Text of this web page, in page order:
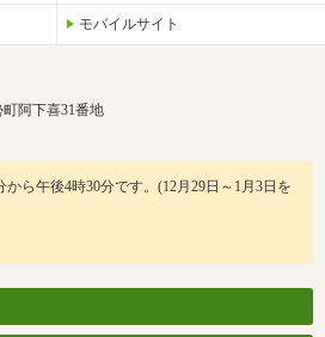
モバイルサイト
阿下喜31番地
ら午後4時30分です。(12月29日～1月3日を